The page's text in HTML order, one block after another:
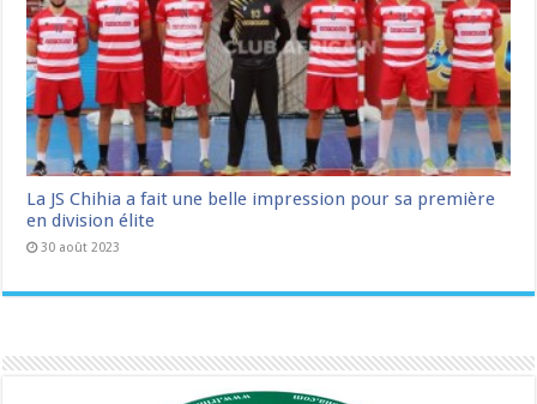
La JS Chihia a fait une belle impression pour sa première
en division élite
30 août 2023